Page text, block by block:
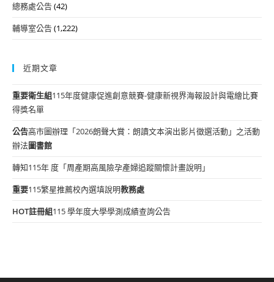
總務處公告(42)
輔導室公告(1,222)
近期文章
重要衛生組115年度健康促進創意競賽-健康新視界海報設計與電繪比賽
得獎名單
公告高市圖辦理「2026朗聲大賞：朗讀文本演出影片徵選活動」之活動
辦法圖書館
轉知115年 度「周產期高風險孕產婦追蹤關懷計畫說明」
重要115繁星推薦校內選填說明教務處
HOT註冊組115 學年度大學學測成績查詢公告